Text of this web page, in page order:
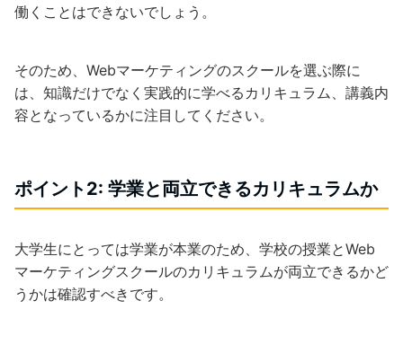
働くことはできないでしょう。
そのため、Webマーケティングのスクールを選ぶ際に
は、知識だけでなく実践的に学べるカリキュラム、講義内
容となっているかに注目してください。
ポイント2: 学業と両立できるカリキュラムか
大学生にとっては学業が本業のため、学校の授業とWeb
マーケティングスクールのカリキュラムが両立できるかど
うかは確認すべきです。